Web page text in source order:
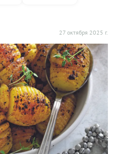
27 октября 2025 г.